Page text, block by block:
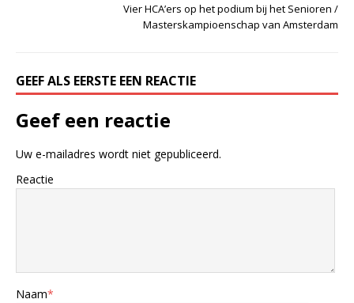
Vier HCA’ers op het podium bij het Senioren /
Masterskampioenschap van Amsterdam
GEEF ALS EERSTE EEN REACTIE
Geef een reactie
Uw e-mailadres wordt niet gepubliceerd.
Reactie
Naam*